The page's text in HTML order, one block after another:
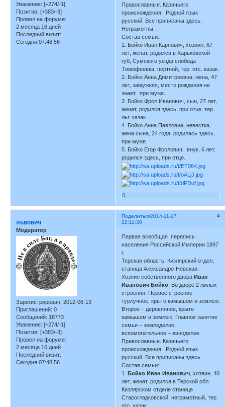
Уважение: [+274/-1]
Позитив: [+383/-3]
Провел на форуме:
2 месяца 16 дней
Последний визит:
Сегодня 07:48:56
Православные. Казачьего
происхождения. Родной язык
русский. Все приписаны здесь.
Неграмотны.
Состав семьи:
1. Бойко Иван Карпович, хозяин, 67
лет, женат, родился в Харьковской
губ, Сумского уезда слобода
Тимофеевка, портной, тер. отс. казак.
2. Бойко Анна Димитриевна, жена, 47
лет, замужняя, место рождения не
знает, при муже.
3. Бойко Фрол Иванович, сын, 27 лет,
женат, родился здесь, при отце, тер.
льг. казак.
4. Бойко Анна Павловна, невестка,
жена сына, 24 года, родилась здесь,
при муже.
5. Бойко Егор Фролович, внук, 6 лет,
родился здесь, при отце.
0
Поделиться 4
2014-11-17
22:11:30
львович
Модератор
Зарегистрирован: 2012-06-13
Приглашений: 0
Сообщений: 18773
Уважение: [+274/-1]
Позитив: [+383/-3]
Провел на форуме:
2 месяца 16 дней
Последний визит:
Сегодня 07:48:56
Первая всеобщая перепись
населения Российской Империи 1897
г.
Терская область, Кизлярский отдел,
станица Александро-Невская.
Хозяин собственного двора Иван
Иванович Бойко. Во дворе 2 жилых
строения. Первое строение
турлучное, крыто камышом и землею.
Второе – деревянное, крыто
камышом и землею. Главное занятие
семьи – земледелие,
вспомогательное – виноделие.
Православные. Казачьего
происхождения. Родной язык
русский. Все приписаны здесь.
Состав семьи:
1. Бойко Иван Иванович, хозяин, 40
лет, женат, родился в Терской обл.
Кизлярском отделе станице
Старогладковской, неграмотный, тер.
отс. казак.